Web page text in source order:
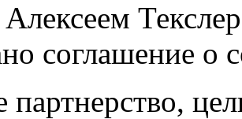
Алексеем
соглашение о